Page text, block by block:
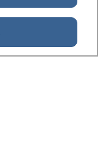
Digital